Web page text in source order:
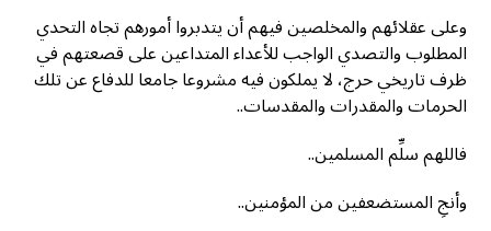
وعلى عقلائهم والمخلصين فيهم أن يتدبروا أمورهم تجاه التحدي
المطلوب والتصدي الواجب للأعداء المتداعين على قصعتهم في
ظرف تاريخي حرج، لا يملكون فيه مشروعا جامعا للدفاع عن تلك
الحرمات والمقدرات والمقدسات..
فاللهم سلِّم المسلمين..
وأنجِ المستضعفين من المؤمنين..